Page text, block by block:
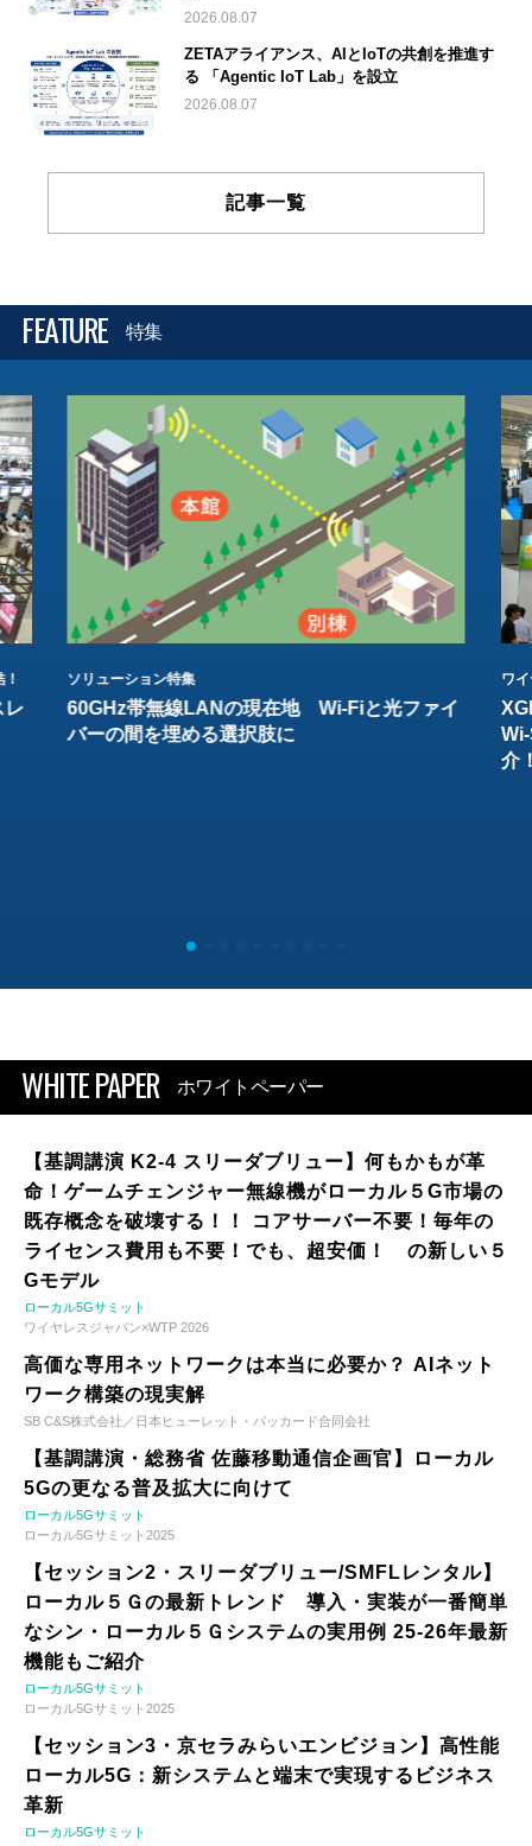
2026.08.07
ZETAアライアンス、AIとIoTの共創を推進す
る 「Agentic IoT Lab」を設立
2026.08.07
記事一覧
FEATURE 特集
レ
ソリューション特集
60GHz帯無線LANの現在地 Wi-Fiと光ファイ
バーの間を埋める選択肢に
ワ
介
WHITE PAPER ホワイトペーパー
【基調講演 K2-4 スリーダブリュー】何もかもが革
命！ゲームチェンジャー無線機がローカル５G市場の
既存概念を破壊する！！ コアサーバー不要！毎年の
ライセンス費用も不要！でも、超安価！ の新しい５
Gモデル
ローカル5Gサミット
ワイヤレスジャパン×WTP 2026
高価な専用ネットワークは本当に必要か？ AIネット
ワーク構築の現実解
SB C&S株式会社／日本ヒューレット・パッカード合同会社
【基調講演・総務省 佐藤移動通信企画官】ローカル
5Gの更なる普及拡大に向けて
ローカル5Gサミット
ローカル5Gサミット2025
【セッション2・スリーダブリュー/SMFLレンタル】
ローカル５Ｇの最新トレンド 導入・実装が一番簡単
なシン・ローカル５Ｇシステムの実用例 25-26年最新
機能もご紹介
ローカル5Gサミット
ローカル5Gサミット2025
【セッション3・京セラみらいエンビジョン】高性能
ローカル5G：新システムと端末で実現するビジネス
革新
ローカル5Gサミット